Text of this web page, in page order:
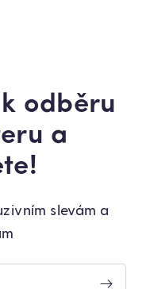
odběru
a
slevám a